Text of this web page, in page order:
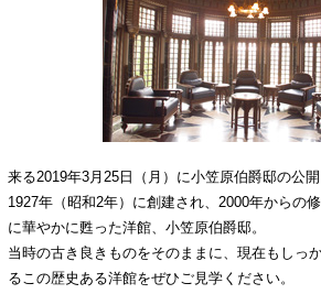
来る2019年3月25日（月）に小笠原伯爵邸の公開
1927年（昭和2年）に創建され、2000年からの
に華やかに甦った洋館、小笠原伯爵邸。
当時の古き良きものをそのままに、現在もしっ
るこの歴史ある洋館をぜひご見学ください。